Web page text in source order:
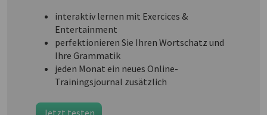
interaktiv lernen mit Exercices &
Entertainment
perfektionieren Sie Ihren Wortschatz und
Ihre Grammatik
jeden Monat ein neues Online-
Trainingsjournal zusätzlich
Jetzt testen